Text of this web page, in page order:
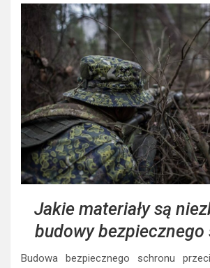
Jakie materiały są
budowy bezpiecznego
Budowa bezpiecznego schronu